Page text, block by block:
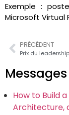
Exemple :
Microsoft Virtual
PRÉCÉDENT
How to Build
Architecture,